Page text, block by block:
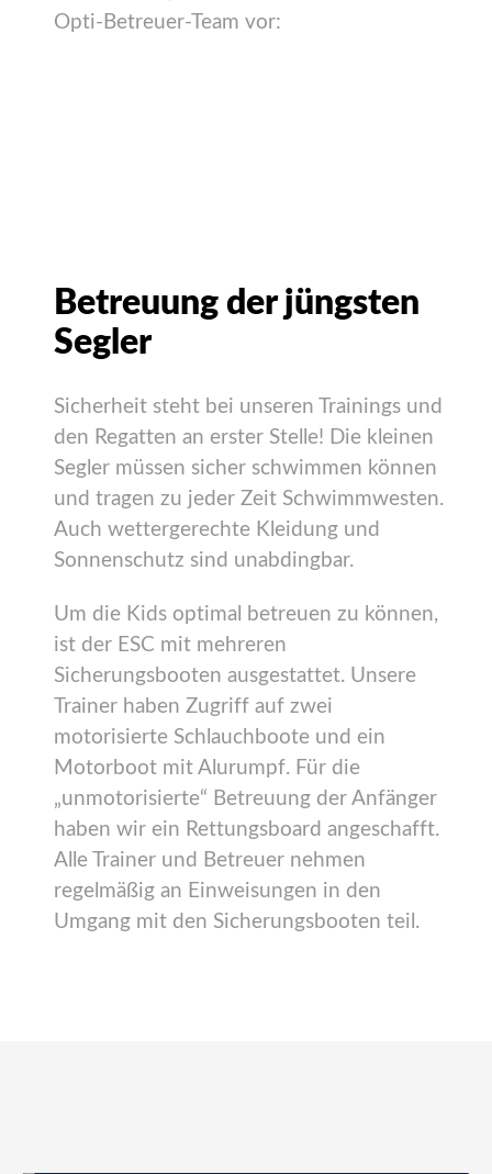
Opti-Betreuer-Team vor:
Betreuung der jüngsten
Segler
Sicherheit steht bei unseren Trainings und
den Regatten an erster Stelle! Die kleinen
Segler müssen sicher schwimmen können
und tragen zu jeder Zeit Schwimmwesten.
Auch wettergerechte Kleidung und
Sonnenschutz sind unabdingbar.
Um die Kids optimal betreuen zu können,
ist der ESC mit mehreren
Sicherungsbooten ausgestattet. Unsere
Trainer haben Zugriff auf zwei
motorisierte Schlauchboote und ein
Motorboot mit Alurumpf. Für die
„unmotorisierte“ Betreuung der Anfänger
haben wir ein Rettungsboard angeschafft.
Alle Trainer und Betreuer nehmen
regelmäßig an Einweisungen in den
Umgang mit den Sicherungsbooten teil.